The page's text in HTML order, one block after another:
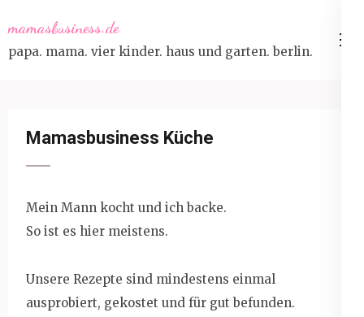
to
content
mamasbusiness.de
papa. mama. vier kinder. haus und garten. berlin.
Mamasbusiness Küche
Mein Mann kocht und ich backe.
So ist es hier meistens.
Unsere Rezepte sind mindestens einmal
ausprobiert, gekostet und für gut befunden.